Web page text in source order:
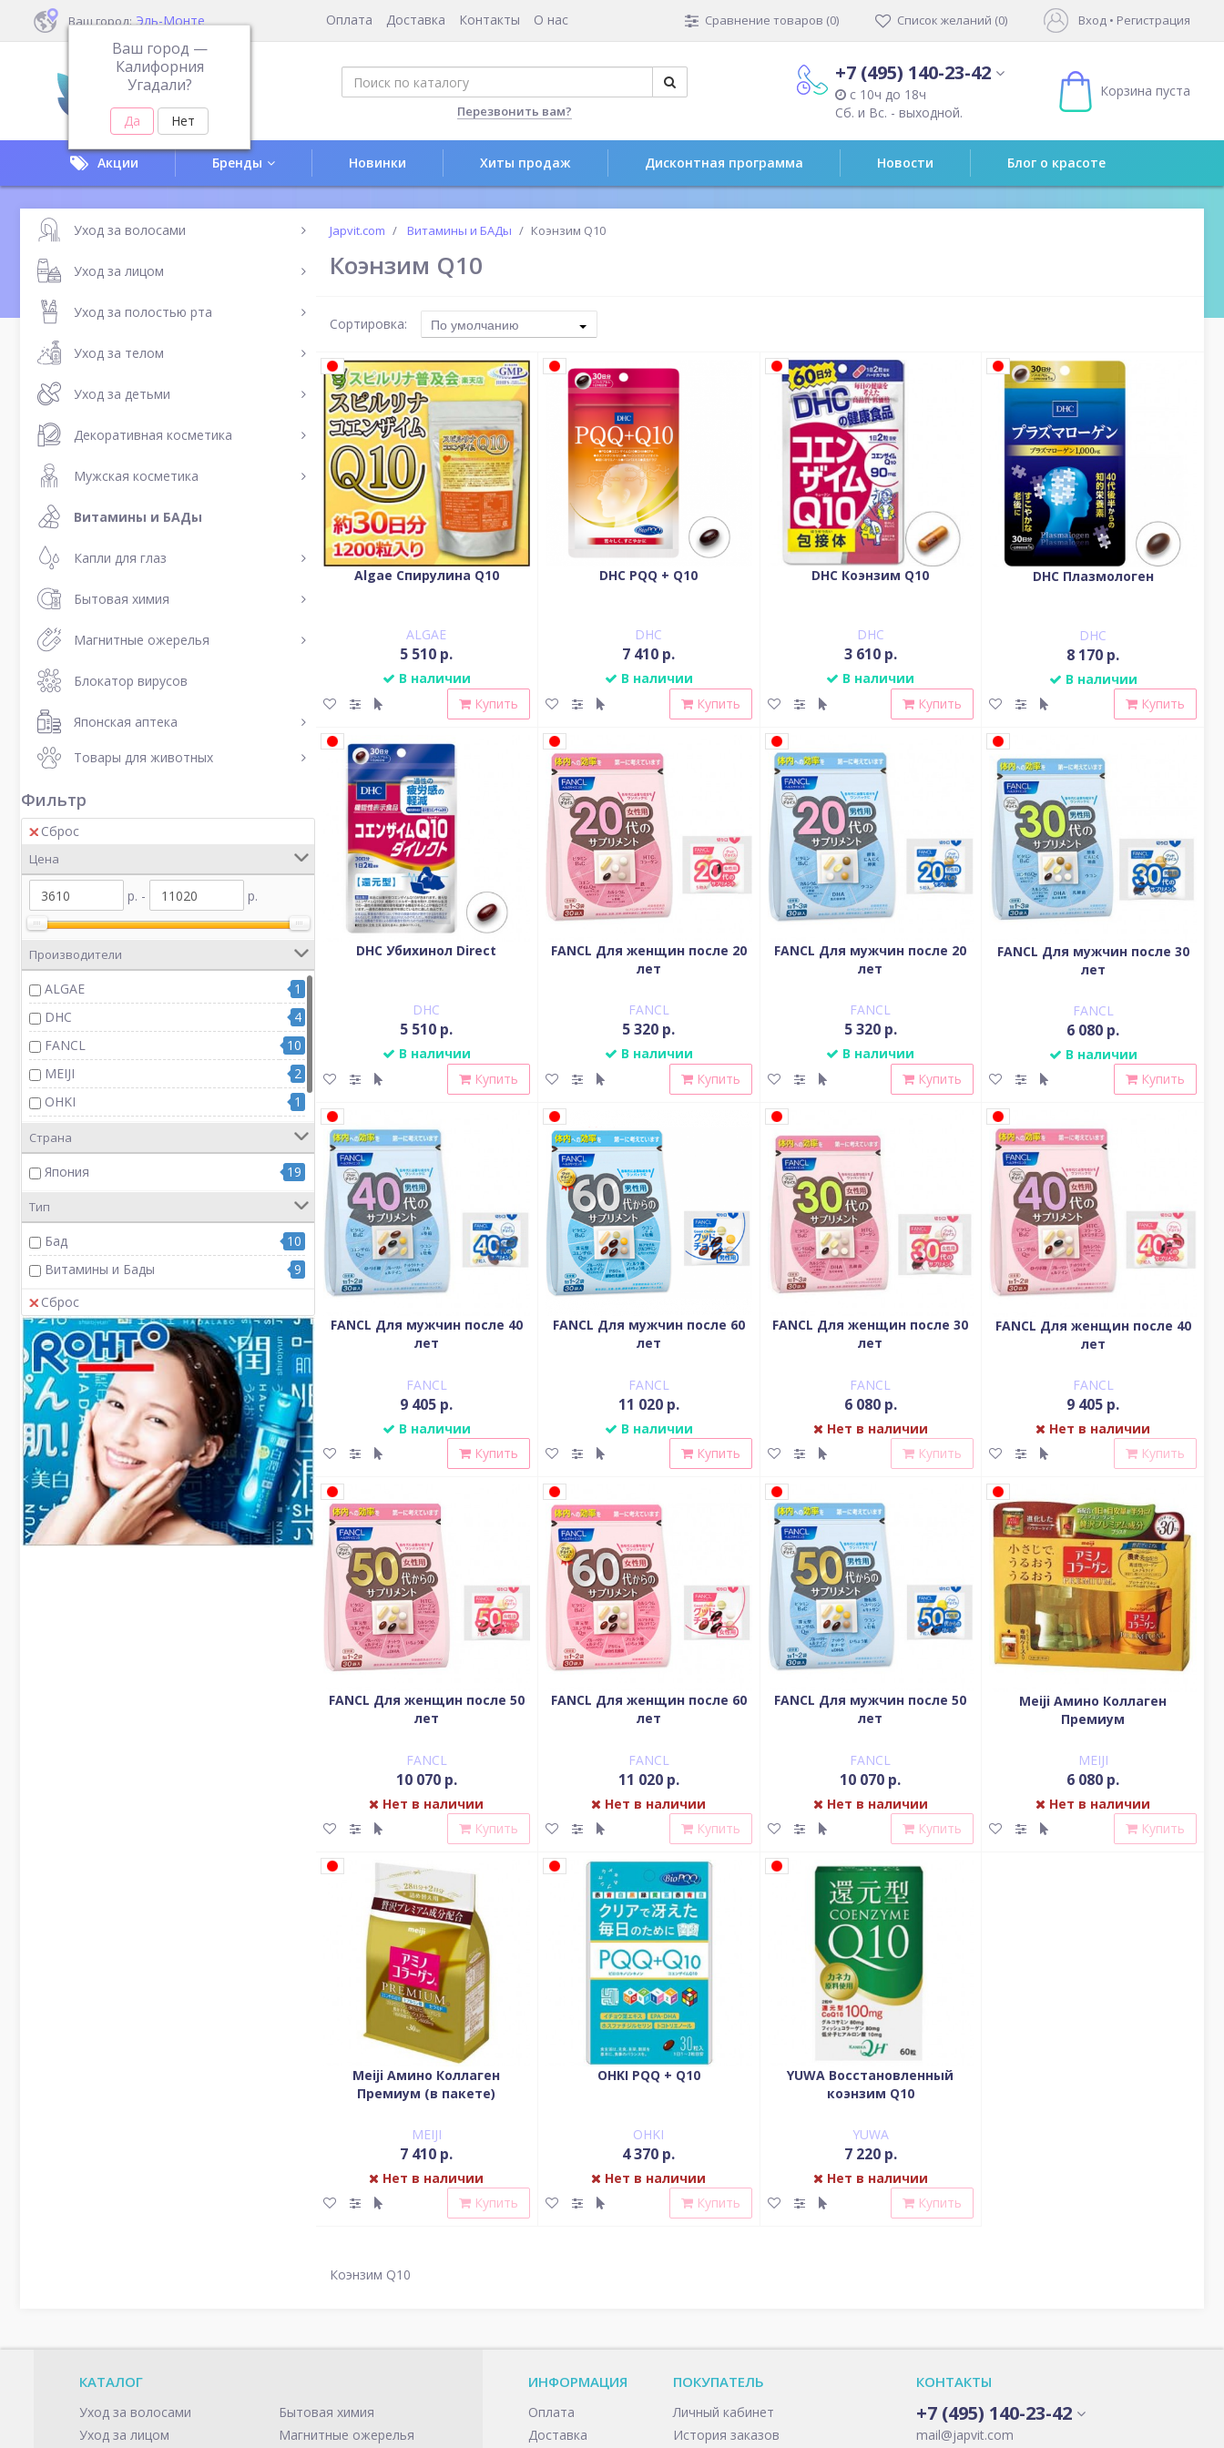
Ваш город: Эль-Монте
Ваш город —
Калифорния
Угадали?
Оплата Доставка Контакты О нас Сравнение товаров (0) Список желаний (0) Вход • Регистрация
Перезвонить вам?
+7 (495) 140-23-42
с 10ч до 18ч
Сб. и Вс. - выходной.
Корзина пуста
Акции Бренды Новинки Хиты продаж Дисконтная программа Новости Блог о красоте
Уход за волосами
Уход за лицом
Уход за полостью рта
Уход за телом
Уход за детьми
Декоративная косметика
Мужская косметика
Витамины и БАДы
Капли для глаз
Бытовая химия
Магнитные ожерелья
Блокатор вирусов
Японская аптека
Товары для животных
Фильтр
Сброс
Цена
р. - р.
Производители
ALGAE
1
DHC
4
FANCL
10
MEIJI
2
OHKI
1
1
Страна
Япония 19
Тип
Бад
10
Витамины и Бады
9
Сброс
Japvit.com Витамины и БАДы Коэнзим Q10
Коэнзим Q10
Сортировка: По умолчанию
Algae Спирулина Q10
ALGAE
5 510 р.
В наличии
Купить
DHC PQQ + Q10
DHC
7 410 р.
В наличии
Купить
DHC Коэнзим Q10
DHC
3 610 р.
В наличии
Купить
DHC Плазмологен
DHC
8 170 р.
В наличии
Купить
DHC Убихинол Direct
DHC
5 510 р.
В наличии
Купить
FANCL Для женщин после 20
лет
FANCL
5 320 р.
В наличии
Купить
FANCL Для мужчин после 20
лет
FANCL
5 320 р.
В наличии
Купить
FANCL Для мужчин после 30
лет
FANCL
6 080 р.
В наличии
Купить
FANCL Для мужчин после 40
лет
FANCL
9 405 р.
В наличии
Купить
FANCL Для мужчин после 60
лет
FANCL
11 020 р.
В наличии
Купить
FANCL Для женщин после 30
лет
FANCL
6 080 р.
Нет в наличии
Купить
FANCL Для женщин после 40
лет
FANCL
9 405 р.
Нет в наличии
Купить
FANCL Для женщин после 50
лет
FANCL
10 070 р.
Нет в наличии
Купить
FANCL Для женщин после 60
лет
FANCL
11 020 р.
Нет в наличии
Купить
FANCL Для мужчин после 50
лет
FANCL
10 070 р.
Нет в наличии
Купить
Meiji Амино Коллаген
Премиум
MEIJI
6 080 р.
Нет в наличии
Купить
Meiji Амино Коллаген
Премиум (в пакете)
MEIJI
7 410 р.
Нет в наличии
Купить
OHKI PQQ + Q10
OHKI
4 370 р.
Нет в наличии
Купить
YUWA Восстановленный
коэнзим Q10
YUWA
7 220 р.
Нет в наличии
Купить
Коэнзим Q10
КАТАЛОГ
Уход за волосами
Уход за лицом
Бытовая химия
Магнитные ожерелья
ИНФОРМАЦИЯ
Оплата
Доставка
ПОКУПАТЕЛЬ
Личный кабинет
История заказов
КОНТАКТЫ
+7 (495) 140-23-42
mail@japvit.com